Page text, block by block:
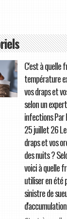
C'est à quelle
température
vos draps et
selon un
infections Par
25 juillet 26
draps et vos
des nuits ?
voici à quelle
utiliser en été
sinistre de